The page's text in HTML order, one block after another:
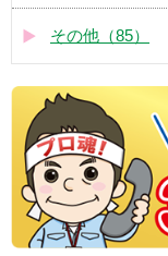
その他（85）